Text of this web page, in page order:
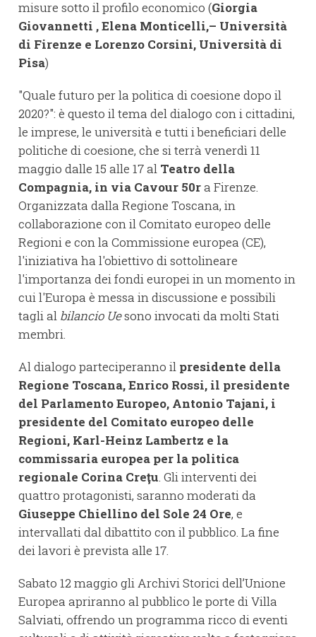
misure sotto il profilo economico (Giorgia
Giovannetti , Elena Monticelli,– Università
di Firenze e Lorenzo Corsini, Università di
Pisa)
"Quale futuro per la politica di coesione dopo il
2020?": è questo il tema del dialogo con i cittadini,
le imprese, le università e tutti i beneficiari delle
politiche di coesione, che si terrà venerdì 11
maggio dalle 15 alle 17 al Teatro della
Compagnia, in via Cavour 50ra Firenze.
Organizzata dalla Regione Toscana, in
collaborazione con il Comitato europeo delle
Regioni e con la Commissione europea (CE),
l'iniziativa ha l'obiettivo di sottolineare
l'importanza dei fondi europei in un momento in
cui l'Europa è messa in discussione e possibili
tagli al bilancio Uesono invocati da molti Stati
membri.
Al dialogo parteciperanno il presidente della
Regione Toscana, Enrico Rossi, il presidente
del Parlamento Europeo, Antonio Tajani, i
presidente del Comitato europeo delle
Regioni, Karl-Heinz Lambertz e la
commissaria europea per la politica
regionale Corina Creţu. Gli interventi dei
quattro protagonisti, saranno moderati da
Giuseppe Chiellino del Sole 24 Ore, e
intervallati dal dibattito con il pubblico. La fine
dei lavori è prevista alle 17.
Sabato 12 maggio gli Archivi Storici dell’Unione
Europea apriranno al pubblico le porte di Villa
Salviati, offrendo un programma ricco di eventi